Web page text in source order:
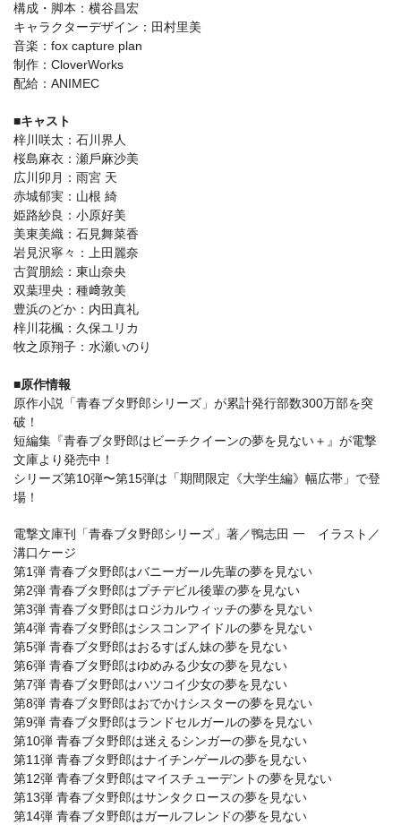
構成・脚本：横⾕昌宏
キャラクターデザイン：⽥村⾥美
⾳楽：fox capture plan
制作：CloverWorks
配給：ANIMEC
■キャスト
梓川咲太：⽯川界⼈
桜島⿇⾐：瀬⼾⿇沙美
広川卯⽉：⾬宮 天
⾚城郁実：⼭根 綺
姫路紗良：⼩原好美
美東美織：⽯⾒舞菜⾹
岩⾒沢寧々：上⽥麗奈
古賀朋絵：東⼭奈央
双葉理央：種﨑敦美
豊浜のどか：内⽥真礼
梓川花楓：久保ユリカ
牧之原翔⼦：⽔瀬いのり
■原作情報
原作⼩説「⻘春ブタ野郎シリーズ」が累計発⾏部数300万部を突
破！
短編集『⻘春ブタ野郎はビーチクイーンの夢を⾒ない＋』が電撃
⽂庫より発売中！
シリーズ第10弾〜第15弾は「期間限定《⼤学⽣編》幅広帯」で登
場！
電撃⽂庫刊「⻘春ブタ野郎シリーズ」著／鴨志⽥ ⼀ イラスト／
溝⼝ケージ
第1弾 ⻘春ブタ野郎はバニーガール先輩の夢を⾒ない
第2弾 ⻘春ブタ野郎はプチデビル後輩の夢を⾒ない
第3弾 ⻘春ブタ野郎はロジカルウィッチの夢を⾒ない
第4弾 ⻘春ブタ野郎はシスコンアイドルの夢を⾒ない
第5弾 ⻘春ブタ野郎はおるすばん妹の夢を⾒ない
第6弾 ⻘春ブタ野郎はゆめみる少⼥の夢を⾒ない
第7弾 ⻘春ブタ野郎はハツコイ少⼥の夢を⾒ない
第8弾 ⻘春ブタ野郎はおでかけシスターの夢を⾒ない
第9弾 ⻘春ブタ野郎はランドセルガールの夢を⾒ない
第10弾 ⻘春ブタ野郎は迷えるシンガーの夢を⾒ない
第11弾 ⻘春ブタ野郎はナイチンゲールの夢を⾒ない
第12弾 ⻘春ブタ野郎はマイスチューデントの夢を⾒ない
第13弾 ⻘春ブタ野郎はサンタクロースの夢を⾒ない
第14弾 ⻘春ブタ野郎はガールフレンドの夢を⾒ない